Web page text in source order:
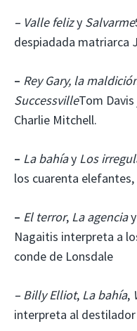
– Valle felizy Salvarme
despiadada matriarca
– Rey Gary, la
SuccessvilleTom
Charlie Mitchell.
– La bahíay Los
los cuarenta
– El terror, La agenciay
Nagaitis interpreta a
conde de Lonsdale
– Billy Elliot, La bahía,
interpreta al